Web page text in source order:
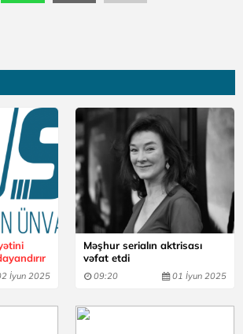
İyun 2025
Məşhur serialın aktrisası
vəfat etdi
09:20 01 İyun 2025